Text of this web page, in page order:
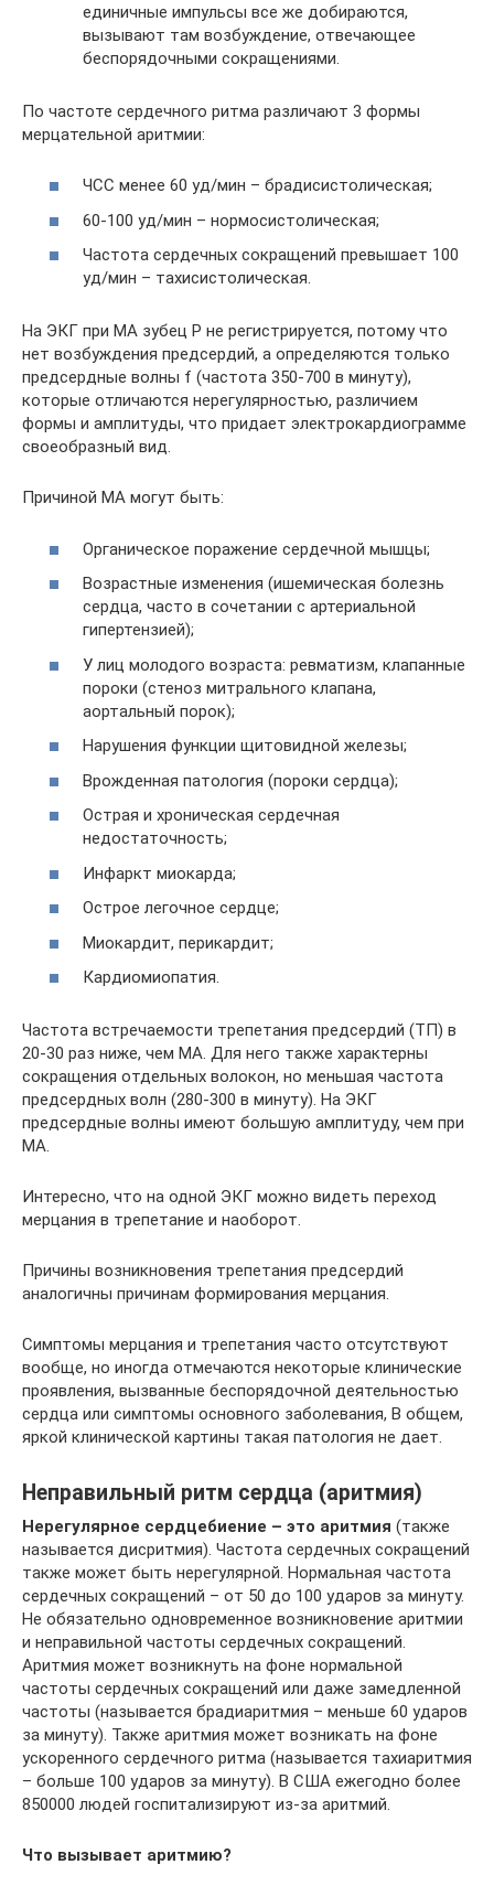
единичные импульсы все же добираются,
вызывают там возбуждение, отвечающее
беспорядочными сокращениями.
По частоте сердечного ритма различают 3 формы
мерцательной аритмии:
ЧСС менее 60 уд/мин – брадисистолическая;
60-100 уд/мин – нормосистолическая;
Частота сердечных сокращений превышает 100
уд/мин – тахисистолическая.
На ЭКГ при МА зубец Р не регистрируется, потому что
нет возбуждения предсердий, а определяются только
предсердные волны f (частота 350-700 в минуту),
которые отличаются нерегулярностью, различием
формы и амплитуды, что придает электрокардиограмме
своеобразный вид.
Причиной МА могут быть:
Органическое поражение сердечной мышцы;
Возрастные изменения (ишемическая болезнь
сердца, часто в сочетании с артериальной
гипертензией);
У лиц молодого возраста: ревматизм, клапанные
пороки (стеноз митрального клапана,
аортальный порок);
Нарушения функции щитовидной железы;
Врожденная патология (пороки сердца);
Острая и хроническая сердечная
недостаточность;
Инфаркт миокарда;
Острое легочное сердце;
Миокардит, перикардит;
Кардиомиопатия.
Частота встречаемости трепетания предсердий (ТП) в
20-30 раз ниже, чем МА. Для него также характерны
сокращения отдельных волокон, но меньшая частота
предсердных волн (280-300 в минуту). На ЭКГ
предсердные волны имеют большую амплитуду, чем при
МА.
Интересно, что на одной ЭКГ можно видеть переход
мерцания в трепетание и наоборот.
Причины возникновения трепетания предсердий
аналогичны причинам формирования мерцания.
Симптомы мерцания и трепетания часто отсутствуют
вообще, но иногда отмечаются некоторые клинические
проявления, вызванные беспорядочной деятельностью
сердца или симптомы основного заболевания, В общем,
яркой клинической картины такая патология не дает.
Неправильный ритм сердца (аритмия)
Нерегулярное сердцебиение – это аритмия (также
называется дисритмия). Частота сердечных сокращений
также может быть нерегулярной. Нормальная частота
сердечных сокращений – от 50 до 100 ударов за минуту.
Не обязательно одновременное возникновение аритмии
и неправильной частоты сердечных сокращений.
Аритмия может возникнуть на фоне нормальной
частоты сердечных сокращений или даже замедленной
частоты (называется брадиаритмия – меньше 60 ударов
за минуту). Также аритмия может возникать на фоне
ускоренного сердечного ритма (называется тахиаритмия
– больше 100 ударов за минуту). В США ежегодно более
850000 людей госпитализируют из-за аритмий.
Что вызывает аритмию?